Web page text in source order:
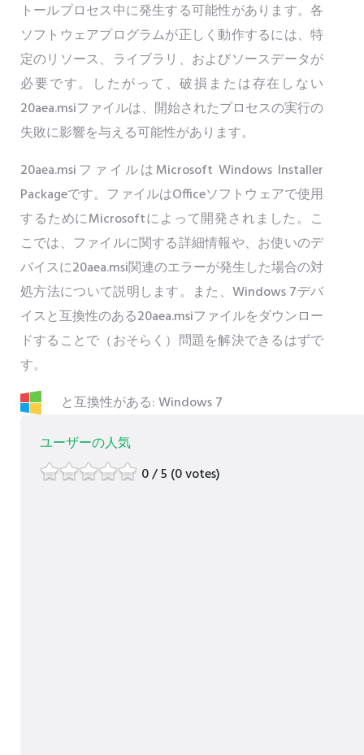
トールプロセス中に発生する可能性があります。各
ソフトウェアプログラムが正しく動作するには、特
定のリソース、ライブラリ、およびソースデータが
必要です。したがって、破損または存在しない
20aea.msiファイルは、開始されたプロセスの実行の
失敗に影響を与える可能性があります。
20aea.msiファイルはMicrosoft Windows Installer
Packageです。ファイルはOfficeソフトウェアで使用
するためにMicrosoftによって開発されました。こ
こでは、ファイルに関する詳細情報や、お使いのデ
バイスに20aea.msi関連のエラーが発生した場合の対
処方法について説明します。また、Windows 7デバ
イスと互換性のある20aea.msiファイルをダウンロー
ドすることで（おそらく）問題を解決できるはずで
す。
と互換性がある: Windows 7
ユーザーの人気
0 / 5 (0 votes)